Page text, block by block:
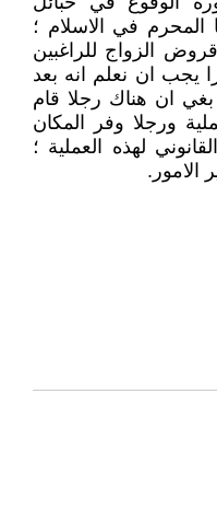
المحرم في الاسلام ؛
الزواج للراغبين
يجب ان نعلم انه بعد
ان هناك رجلا قام
ورجلا وفر المكان
لهذه العملية ؛
الامور.